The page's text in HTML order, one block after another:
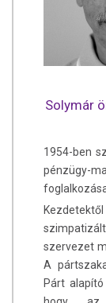
Solymár
1954-ben
pénzügy-
szervezet
A
Párt